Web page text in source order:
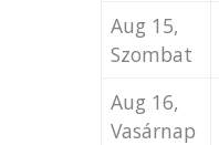
Aug 15,
Szombat
Aug 16,
Vasárnap